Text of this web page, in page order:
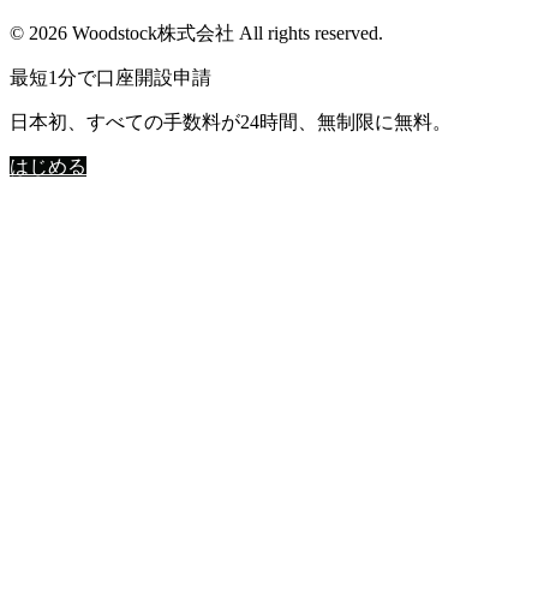
© 2026 Woodstock株式会社 All rights reserved.
最短1分で口座開設申請
日本初、すべての手数料が24時間、無制限に無料。
はじめる